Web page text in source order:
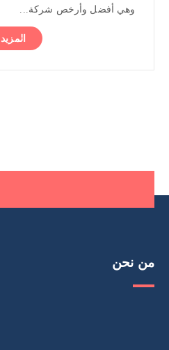
وهي أفضل وأرخص شركة...
المزيد
من نحن